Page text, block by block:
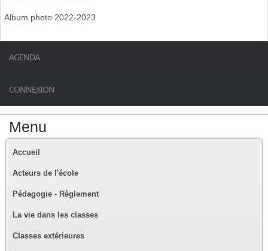
Album photo 2022-2023
AGENDA
CONNEXION
Menu
Accueil
Acteurs de l'école
Pédagogie - Règlement
La vie dans les classes
Classes extérieures